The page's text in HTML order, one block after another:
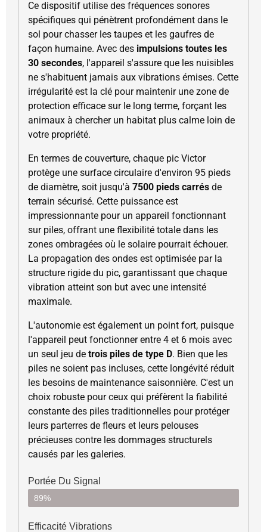
Ce dispositif utilise des fréquences sonores
spécifiques qui pénètrent profondément dans le
sol pour chasser les taupes et les gaufres de
façon humaine. Avec des impulsions toutes les
30 secondes, l'appareil s'assure que les nuisibles
ne s'habituent jamais aux vibrations émises. Cette
irrégularité est la clé pour maintenir une zone de
protection efficace sur le long terme, forçant les
animaux à chercher un habitat plus calme loin de
votre propriété.
En termes de couverture, chaque pic Victor
protège une surface circulaire d'environ 95 pieds
de diamètre, soit jusqu'à 7500 pieds carrés de
terrain sécurisé. Cette puissance est
impressionnante pour un appareil fonctionnant
sur piles, offrant une flexibilité totale dans les
zones ombragées où le solaire pourrait échouer.
La propagation des ondes est optimisée par la
structure rigide du pic, garantissant que chaque
vibration atteint son but avec une intensité
maximale.
L'autonomie est également un point fort, puisque
l'appareil peut fonctionner entre 4 et 6 mois avec
un seul jeu de trois piles de type D. Bien que les
piles ne soient pas incluses, cette longévité réduit
les besoins de maintenance saisonnière. C'est un
choix robuste pour ceux qui préfèrent la fiabilité
constante des piles traditionnelles pour protéger
leurs parterres de fleurs et leurs pelouses
précieuses contre les dommages structurels
causés par les galeries.
Portée Du Signal
89%
Efficacité Vibrations